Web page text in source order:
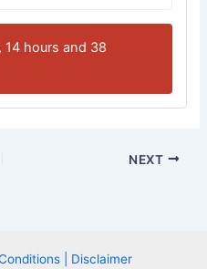
14 hours and 38
NEXT
| Disclaimer